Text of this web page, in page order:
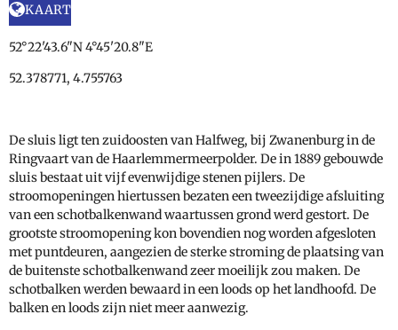
KAART
52°22'43.6"N 4°45'20.8"E
52.378771, 4.755763
De sluis ligt ten zuidoosten van Halfweg, bij Zwanenburg in de
Ringvaart van de Haarlemmermeerpolder. De in 1889 gebouwde
sluis bestaat uit vijf evenwijdige stenen pijlers. De
stroomopeningen hiertussen bezaten een tweezijdige afsluiting
van een schotbalkenwand waartussen grond werd gestort. De
grootste stroomopening kon bovendien nog worden afgesloten
met puntdeuren, aangezien de sterke stroming de plaatsing van
de buitenste schotbalkenwand zeer moeilijk zou maken. De
schotbalken werden bewaard in een loods op het landhoofd. De
balken en loods zijn niet meer aanwezig.